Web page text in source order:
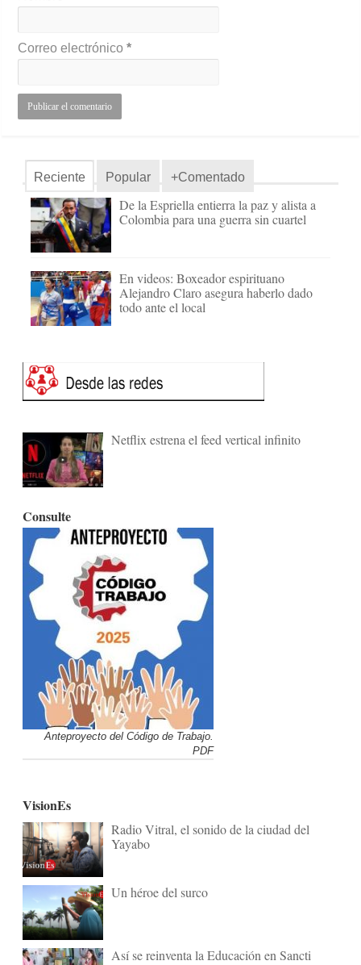
Correo electrónico*
Reciente Popular +Comentado
De la Espriella entierra la paz y alista a
Colombia para una guerra sin cuartel
En videos: Boxeador espirituano
Alejandro Claro asegura haberlo dado
todo ante el local
Netflix estrena el feed vertical infinito
Consulte
Anteproyecto del Código de Trabajo.
PDF
VisionEs
Radio Vitral, el sonido de la ciudad del
Yayabo
Un héroe del surco
Así se reinventa la Educación en Sancti